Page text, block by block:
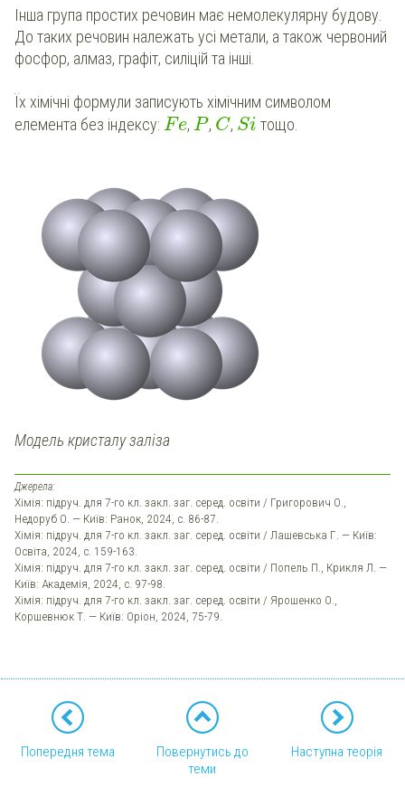
Інша група простих речовин має немолекулярну будову.
До таких речовин належать усі метали, а також червоний
фосфор, алмаз, графіт, силіцій та інші.
Їх хімічні формули записують хімічним символом
елемента без індексу: Fe,P, C, Si тощо.
Модель кристалу заліза
Джерела:
Хімія: підруч. для 7-го кл. закл. заг. серед. освіти / Григорович О.,
Недоруб О. — Київ: Ранок, 2024, с. 86-87.
Хімія: підруч. для 7-го кл. закл. заг. серед. освіти / Лашевська Г. — Київ:
Освіта, 2024, с. 159-163.
Хімія: підруч. для 7-го кл. закл. заг. серед. освіти / Попель П., Крикля Л. —
Київ: Академія, 2024, с. 97-98.
Хімія: підруч. для 7-го кл. закл. заг. серед. освіти / Ярошенко О.,
Коршевнюк Т. — Київ: Оріон, 2024, 75-79.
Попередня тема
Повернутись до
теми
Наступна теорія